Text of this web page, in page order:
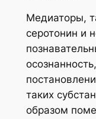
Медиаторы,
серотонин и
таких
образом